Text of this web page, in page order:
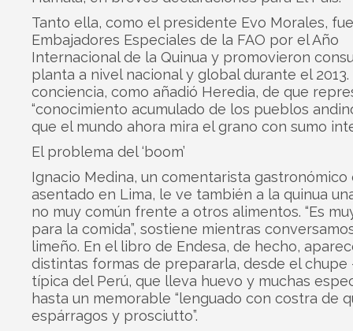
Tanto ella, como el presidente Evo Morales,
Embajadores Especiales de la FAO por el Año
Internacional de la Quinua y promovieron
planta a nivel nacional y global durante el 2013.
conciencia, como añadió Heredia, de que
“conocimiento acumulado de los pueblos
que el mundo ahora mira el grano con sumo
El problema del ‘boom’
Ignacio Medina, un comentarista gastronómico
asentado en Lima, le ve también a la quinua
no muy común frente a otros alimentos. “Es
para la comida”, sostiene mientras
limeño. En el libro de Endesa, de hecho,
distintas formas de prepararla, desde el
típica del Perú, que lleva huevo y muchas
hasta un memorable “lenguado con costra de
espárragos y prosciutto”.